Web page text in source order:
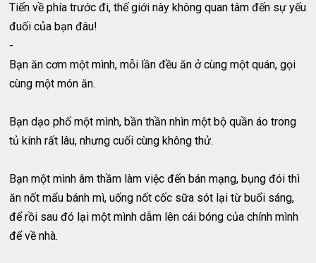
Tiến về phía trước đi, thế giới này không quan tâm đến sự yếu
đuối của bạn đâu!
-
Bạn ăn cơm một mình, mỗi lần đều ăn ở cùng một quán, gọi
cùng một món ăn.
Bạn dạo phố một mình, bần thần nhìn một bộ quần áo trong
tủ kính rất lâu, nhưng cuối cùng không thử.
Bạn một mình âm thầm làm việc đến bán mạng, bụng đói thì
ăn nốt mẩu bánh mì, uống nốt cốc sữa sót lại từ buổi sáng,
để rồi sau đó lại một mình dẫm lên cái bóng của chính mình
để về nhà.